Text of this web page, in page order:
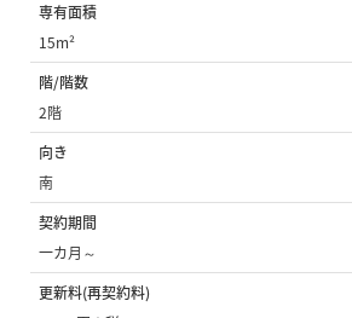
専有面積
15m²
階/階数
2階
向き
南
契約期間
一カ月～
更新料(再契約料)